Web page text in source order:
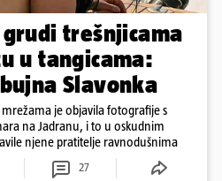
grudi trešnjicama
u tangicama:
Slavonka
je objavila fotografije s
na Jadranu, i to u oskudnim
njene pratitelje ravnodušnima
27